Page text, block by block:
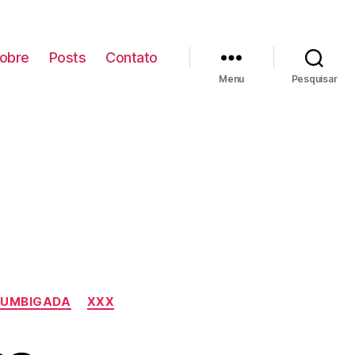
Posts Contato
Menu Pesquisar
UMBIGADA XXX